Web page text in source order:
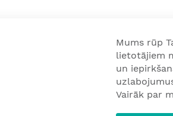
Mums rūp
lietotājiem
un
Vairāk par